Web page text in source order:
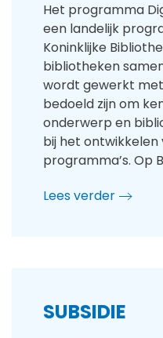
Het programma
een landelijk
Koninklijke
bibliotheken
wordt gewerkt
bedoeld zijn om
onderwerp en
bij het ontwikkelen
programma’s. Op
Lees verder
SUBSIDIE